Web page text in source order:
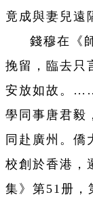
竟成與妻兒遠
錢穆在《
挽留，臨去只
安放如故。
學同事唐君毅
同赴廣州。僑
校創於香港
集》第51册，